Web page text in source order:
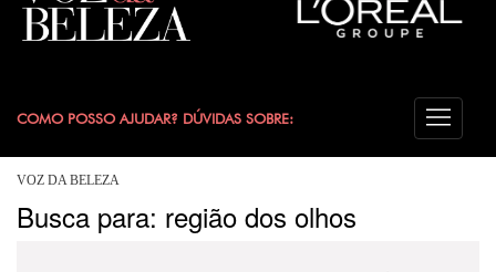
COMO POSSO AJUDAR? DÚVIDAS SOBRE:
CABELO
COLORAÇÃO
VOZ DA BELEZA
Busca para: região dos olhos